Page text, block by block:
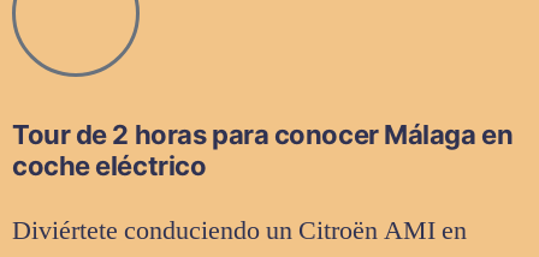
Tour de 2 horas para conocer Málaga en
coche eléctrico
Diviértete conduciendo un Citroën AMI en